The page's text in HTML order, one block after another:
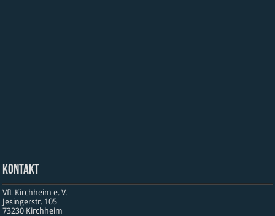
Kontakt
VfL Kirchheim e. V.
Jesinger­str. 105
73230 Kirch­heim